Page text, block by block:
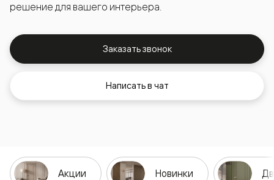
решение для вашего интерьера.
Заказать звонок
Написать в чат
Акции Новинки